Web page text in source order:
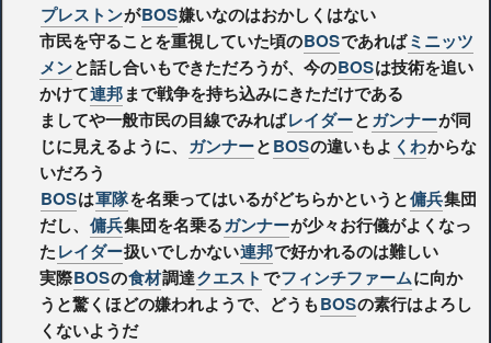
プレストンがBOS嫌いなのはおかしくはない
市民を守ることを重視していた頃のBOSであればミニッツ
メンと話し合いもできただろうが、今のBOSは技術を追い
かけて連邦まで戦争を持ち込みにきただけである
ましてや一般市民の目線でみればレイダーとガンナーが同
じに見えるように、 ガンナーとBOSの違いもよ くわからな
いだろう
BOSは軍隊を名乗ってはいるがどちらかというと傭兵集団
だし、 傭兵集団を名乗るガンナーが少々お行儀がよくなっ
たレイダー扱いでしかない連邦で好かれるのは難しい
実際BOSの食材調達クエストでフィンチファームに向か
うと驚くほどの嫌われようで、どうもBOSの素行はよろし
くないようだ